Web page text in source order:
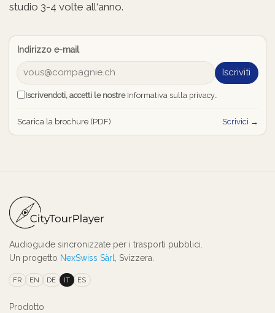
studio 3-4 volte all‘anno.
Indirizzo e-mail
Iscriviti
Iscrivendoti, accetti le nostre Informativa sulla privacy.
Scarica la brochure (PDF) Scrivici →
Audioguide sincronizzate per i trasporti pubblici.
Un progetto NexSwiss Sàrl , Svizzera.
FR EN DE IT ES
Prodotto